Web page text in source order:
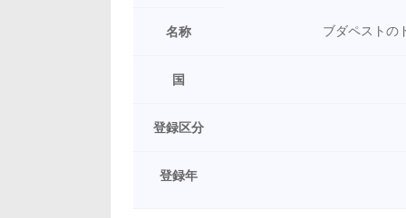
名称 ブダペストの
国
登録区分
登録年